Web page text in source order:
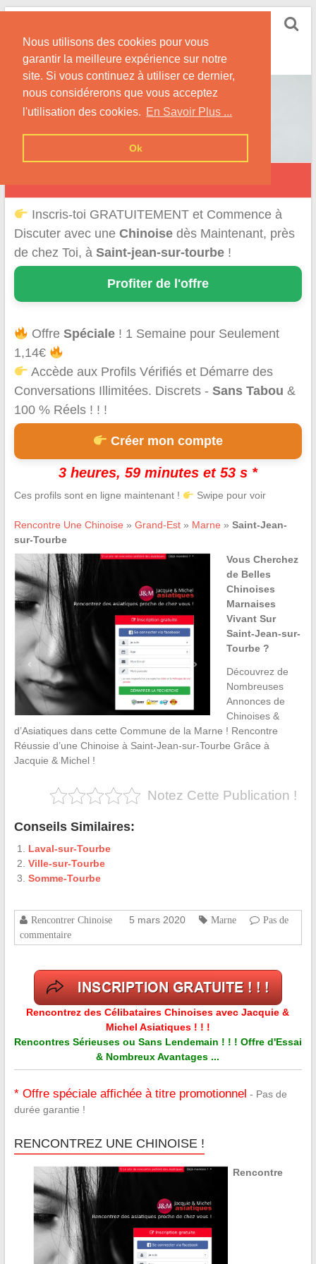
Nous utilisons des cookies pour vous
garantir la meilleure expérience sur notre
site. Si vous continuez à utiliser ce dernier,
nous considérerons que vous acceptez
l'utilisation des cookies. En Savoir Plus ...
Ok
Skip
content
Nos Conseils pour Rencontrer Une Femme
Originaire de Chine !
Inscris-toi GRATUITEMENT et Commence à
Discuter avec une Chinoisedès Maintenant, près
de chez Toi, à Saint-jean-sur-tourbe!
Profiter de l'offre
OffreSpéciale ! 1 Semaine pour Seulement
1,14€
Accède aux Profils Vérifiés et Démarre des
Conversations Illimitées. Discrets - Sans Tabou &
100 % Réels ! ! !
Créer mon compte
3 heures, 59 minutes et 53 s *
Ces profils sont en ligne maintenant ! Swipe pour voir
Rencontre Une Chinoise » Grand-Est» Marne » Saint-Jean-
sur-Tourbe
Vous Cherchez
de Belles
Chinoises
Marnaises
Vivant Sur
Saint-Jean-sur-
Tourbe ?
Découvrez de
Nombreuses
Annonces de
Chinoises &
d’Asiatiques dans cette Commune de la Marne ! Rencontre
Réussie d’une Chinoise à Saint-Jean-sur-Tourbe Grâce à
Jacquie & Michel !
Notez Cette Publication !
Conseils Similaires:
Laval-sur-Tourbe
Ville-sur-Tourbe
Somme-Tourbe
Rencontrer Chinoise 5 mars 2020 Marne
Pas de
commentaire
Rencontrez des Célibataires Chinoises avec Jacquie &
Michel Asiatiques ! ! !
Rencontres Sérieuses ou Sans Lendemain ! ! ! Offre d'Essai
& Nombreux Avantages ...
* Offre spéciale affichée à titre promotionnel - Pas de
durée garantie !
RENCONTREZ UNE CHINOISE !
Rencontre